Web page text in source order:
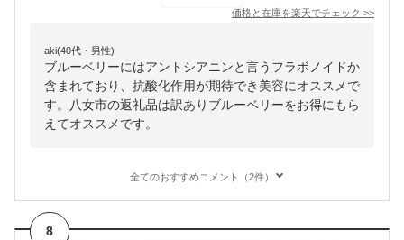
価格と在庫を楽天でチェック >>
aki(40代・男性)
ブルーベリーにはアントシアニンと言うフラボノイドか
含まれており、抗酸化作用が期待でき美容にオススメで
す。八女市の返礼品は訳ありブルーベリーをお得にもら
えてオススメです。
全てのおすすめコメント（2件）
8